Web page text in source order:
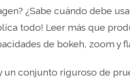
¿Sabe cuándo debe
todo! Leer más que
de bokeh, zoom y
un conjunto riguroso de